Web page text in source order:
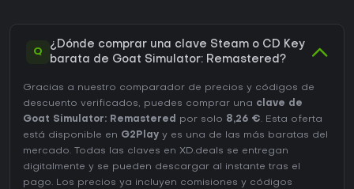
Q
¿Dónde comprar una clave Steam o CD Key
barata de Goat Simulator: Remastered?
Gracias a nuestro comparador de precios y códigos de
descuento verificados, puedes comprar una clave de
Goat Simulator: Remastered
por solo 8,26 €. Esta oferta
está disponible en G2Play y es una de las más baratas del
mercado. Todas las claves en XD.deals se entregan
digitalmente y se pueden descargar al instante tras el
pago. Los precios ya incluyen comisiones y códigos